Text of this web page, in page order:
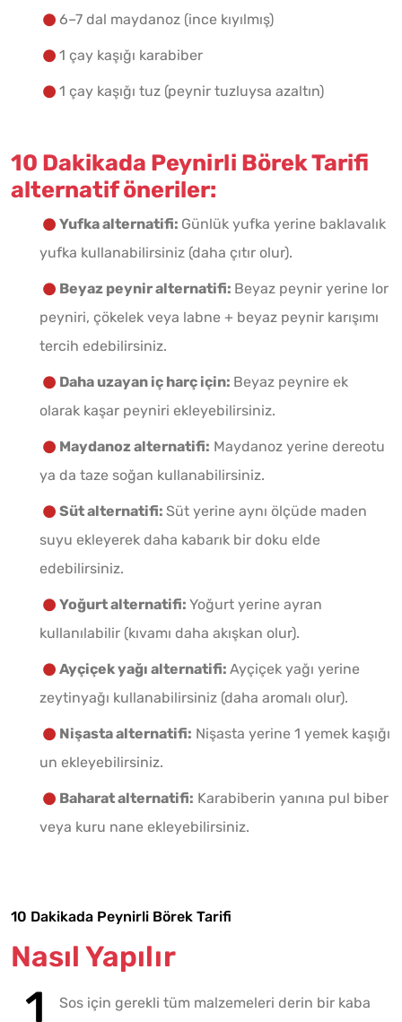
6–7 dal maydanoz (ince kıyılmış)
1 çay kaşığı karabiber
1 çay kaşığı tuz (peynir tuzluysa azaltın)
10 Dakikada Peynirli Börek Tarifi
alternatif öneriler:
Yufka alternatifi: Günlük yufka yerine baklavalık
yufka kullanabilirsiniz (daha çıtır olur).
Beyaz peynir alternatifi: Beyaz peynir yerine lor
peyniri, çökelek veya labne + beyaz peynir karışımı
tercih edebilirsiniz.
Daha uzayan iç harç için: Beyaz peynire ek
olarak kaşar peyniri ekleyebilirsiniz.
Maydanoz alternatifi: Maydanoz yerine dereotu
ya da taze soğan kullanabilirsiniz.
Süt alternatifi: Süt yerine aynı ölçüde maden
suyu ekleyerek daha kabarık bir doku elde
edebilirsiniz.
Yoğurt alternatifi: Yoğurt yerine ayran
kullanılabilir (kıvamı daha akışkan olur).
Ayçiçek yağı alternatifi: Ayçiçek yağı yerine
zeytinyağı kullanabilirsiniz (daha aromalı olur).
Nişasta alternatifi: Nişasta yerine 1 yemek kaşığı
un ekleyebilirsiniz.
Baharat alternatifi: Karabiberin yanına pul biber
veya kuru nane ekleyebilirsiniz.
10 Dakikada Peynirli Börek Tarifi
Nasıl Yapılır
Sos için gerekli tüm malzemeleri derin bir kaba